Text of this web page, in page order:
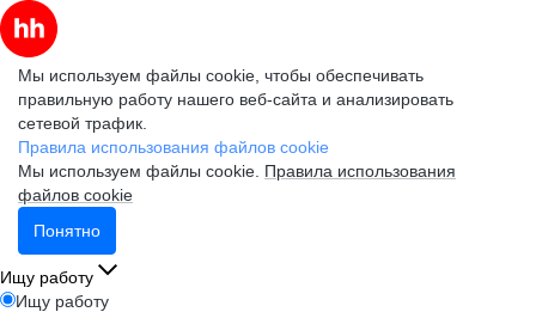
Мы используем файлы cookie, чтобы обеспечивать
правильную работу нашего веб-сайта и анализировать
сетевой трафик.
Правила использования файлов cookie
Мы используем файлы cookie. Правила использования
файлов cookie
Понятно
Ищу работу
Ищу работу